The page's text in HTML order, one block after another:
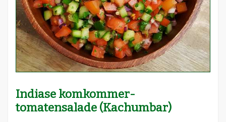
Indiase komkommer-
tomatensalade (Kachumbar)